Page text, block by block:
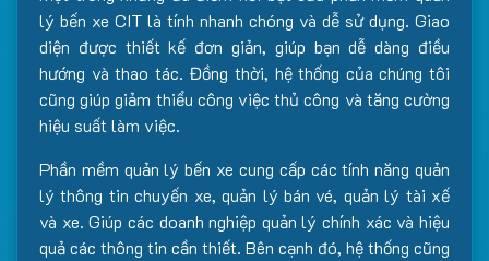
lý bến xe CIT là tính nhanh chóng và dễ sử dụng. Giao
diện được thiết kế đơn giản, giúp bạn dễ dàng điều
hướng và thao tác. Đồng thời, hệ thống của chúng tôi
cũng giúp giảm thiểu công việc thủ công và tăng cường
hiệu suất làm việc.
Phần mềm quản lý bến xe cung cấp các tính năng quản
lý thông tin chuyến xe, quản lý bán vé, quản lý tài xế
và xe. Giúp các doanh nghiệp quản lý chính xác và hiệu
quả các thông tin cần thiết. Bên cạnh đó, hệ thống cũng